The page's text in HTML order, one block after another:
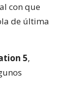
con que
de última
5,